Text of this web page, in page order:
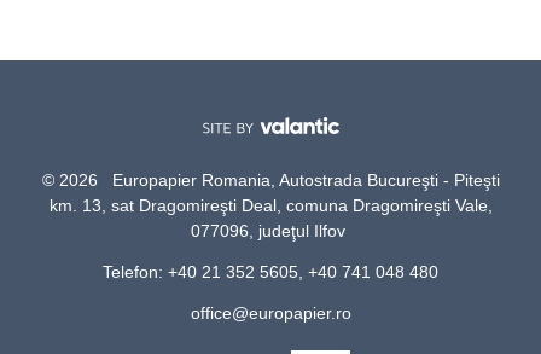
© 2026 Europapier Romania, Autostrada Bucureşti - Piteşti
km. 13, sat Dragomireşti Deal, comuna Dragomireşti Vale,
077096, judeţul Ilfov
Telefon: +40 21 352 5605, +40 741 048 480
office@europapier.ro